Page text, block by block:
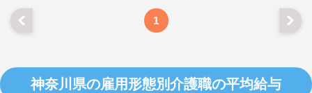
1
神奈川県の雇用形態別介護職の平均給与